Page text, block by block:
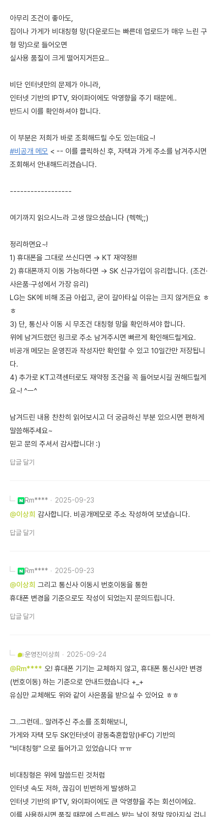
아무리 조건이 좋아도,
집이나 가게가 비대칭형 망(다운로드는 빠른데 업로드가 매우 느린 구
형 망)으로 들어오면
실사용 품질이 크게 떨어지거든요..
비단 인터넷만의 문제가 아니라,
인터넷 기반의 IPTV, 와이파이에도 악영향을 주기 때문에..
반드시 이를 확인하셔야 합니다.
이 부분은 저희가 바로 조회해드릴 수도 있는데요~!
#비공개 메모 < -- 이를 클릭하신 후, 자택과 가게 주소를 남겨주시면
조회해서 안내해드리겠습니다.
------------------
여기까지 읽으시느라 고생 많으셨습니다 (헥헥;;)
정리하면요~!
1) 휴대폰을 그대로 쓰신다면 → KT 재약정!!!
2) 휴대폰까지 이동 가능하다면 → SK 신규가입이 유리합니다. (조건·
사은품·구성에서 가장 유리)
LG는 SK에 비해 조금 아쉽고, 굳이 갈아타실 이유는 크지 않거든요 ㅎ
ㅎ
3) 단, 통신사 이동 시 무조건 대칭형 망을 확인하셔야 합니다.
위에 남겨드렸던 링크로 주소 남겨주시면 빠르게 확인해드릴게요.
비공개 메모는 운영진과 작성자만 확인할 수 있고 10일간만 저장됩니
다.
4) 추가로 KT고객센터로도 재약정 조건을 꼭 들어보시길 권해드릴게
요~! ^ㅡ^
남겨드린 내용 찬찬히 읽어보시고 더 궁금하신 부분 있으시면 편하게
말씀해주세요~
믿고 문의 주셔서 감사합니다! :)
답글 달기
Rm**** 2025-09-23
@이상희 감사합니다. 비공개메모로 주소 작성하여 보냈습니다.
답글 달기
Rm**** 2025-09-23
@이상희 그리고 통신사 이동시 번호이동을 통한
휴대폰 변경을 기준으로도 작성이 되었는지 문의드립니다.
답글 달기
운영진이상희 2025-09-24
@Rm**** 오! 휴대폰 기기는 교체하지 않고, 휴대폰 통신사만 변경
(번호이동) 하는 기준으로 안내드렸습니다 +_+
유심만 교체해도 위와 같이 사은품을 받으실 수 있어요 ㅎㅎ
그..그런데.. 알려주신 주소를 조회해보니,
가게와 자택 모두 SK인터넷이 광동축혼합망(HFC) 기반의
"비대칭형" 으로 들어가고 있었습니다 ㅠㅠ
비대칭형은 위에 말씀드린 것처럼
인터넷 속도 저하, 끊김이 빈번하게 발생하고
인터넷 기반의 IPTV, 와이파이에도 큰 악영향을 주는 회선이에요.
이를 사용하시면 품질 때문에 스트레스 받는 날이 정말 많아지실 겁니